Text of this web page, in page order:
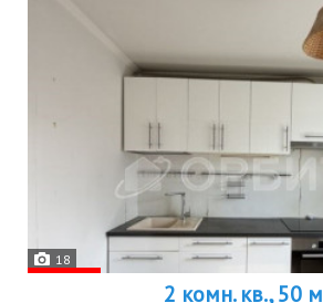
18
2 комн. кв., 50 м